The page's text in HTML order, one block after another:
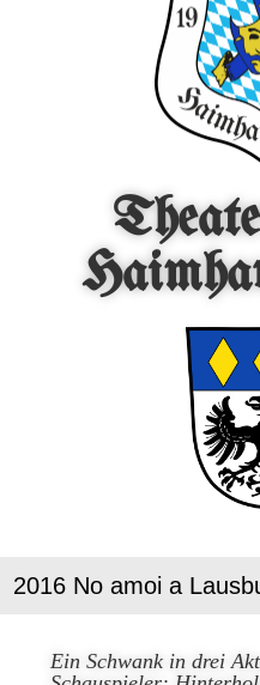
2016 No amoi a
Ein Schwank in drei